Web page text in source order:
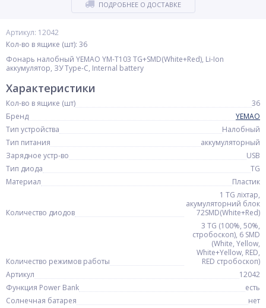
Артикул: 12042
Кол-во в ящике (шт): 36
Фонарь налобный YEMAO YM-T103 TG+SMD(White+Red), Li-Ion
аккумулятор, ЗУ Type-C, Internal battery
ПОДРОБНЕЕ О ДОСТАВКЕ
Характеристики
Кол-во в ящике (шт)
36
Бренд
YEMAO
Тип устройства
Налобный
Тип питания
аккумуляторный
Зарядное устр-во
USB
Тип диода
TG
Материал
Пластик
Количество диодов
1 TG ліхтар,
акумуляторний блок
72SMD(White+Red)
Количество режимов работы
3 TG (100%, 50%,
стробоскоп), 6 SMD
(White, Yellow,
White+Yellow, RED,
RED стробоскоп)
Артикул
12042
Функция Power Bank
есть
Солнечная батарея
нет